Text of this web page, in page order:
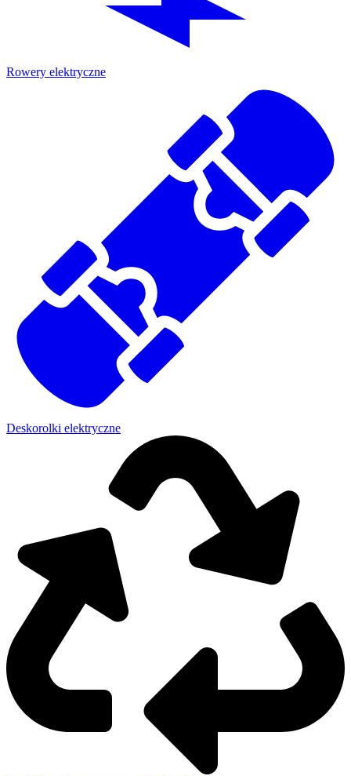
Rowery elektryczne
Deskorolki elektryczne